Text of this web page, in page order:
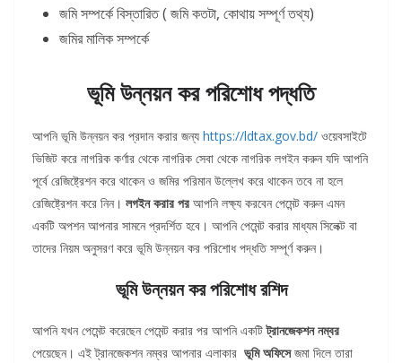
জমি সম্পর্কে বিস্তারিত ( জমি কতটা, কোথায় সম্পূর্ণ তথ্য)
জমির মালিক সম্পর্কে
ভূমি উন্নয়ন কর পরিশোধ পদ্ধতি
আপনি ভূমি উন্নয়ন কর প্রদান করার জন্য https://ldtax.gov.bd/ ওয়েবসাইটে
ভিজিট করে নাগরিক কর্ণার থেকে নাগরিক সেবা থেকে নাগরিক লগইন করুন যদি আপনি
পূর্বে রেজিষ্ট্রেশন করে থাকেন ও জমির পরিমান উল্লেখ করে থাকেন তবে না হলে
রেজিষ্ট্রেশন করে নিন। লগইন করার পর আপনি লক্ষ্য করবেন পেমেন্ট করুন এমন
একটি অপশন আপনার সামনে প্রদর্শিত হবে। আপনি পেমেন্ট করার মাধ্যম সিলেক্ট বা
তাদের নিয়ম অনুসরণ করে ভূমি উন্নয়ন কর পরিশোধ পদ্ধতি সম্পূর্ণ করুন।
ভূমি উন্নয়ন কর পরিশোধ রশিদ
আপনি যখন পেমেন্ট করেছেন পেমেন্ট করার পর আপনি একটিট্রানজেকশন নম্বর
পেয়েছেন। এই ট্রানজেকশন নম্বর আপনার এলাকার ভূমি অফিসেজমা দিলে তারা